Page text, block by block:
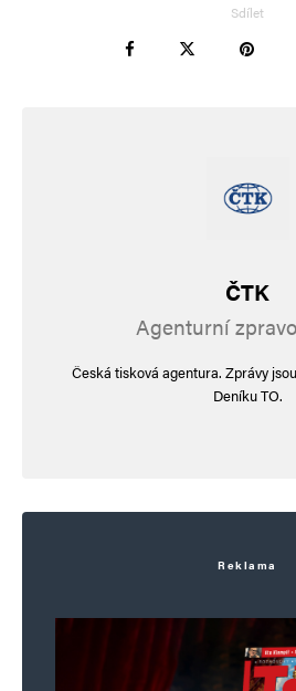
Sdílet
ČTK
Agenturní
Česká tisková agentura. Zprávy
Deníku TO.
Reklama